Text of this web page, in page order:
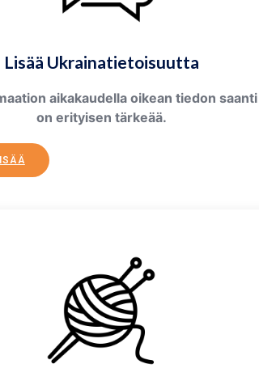
Lisää Ukrainatietoisuutta
aikakaudella oikean tiedon saanti
on erityisen tärkeää.